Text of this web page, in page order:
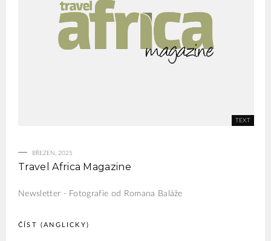
BŘEZEN, 2025
Travel Africa Magazine
Newsletter - Fotografie od Romana Baláže
ČÍST (ANGLICKY)